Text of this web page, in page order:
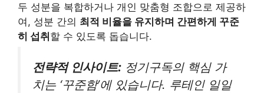
두 성분을 복합하거나 개인 맞춤형 조합으로 제공하
여, 성분 간의 최적 비율을 유지하며 간편하게 꾸준
히 섭취할 수 있도록 돕습니다.
전략적 인사이트: 정기구독의 핵심 가
치는 ‘꾸준함’에 있습니다. 루테인 일일